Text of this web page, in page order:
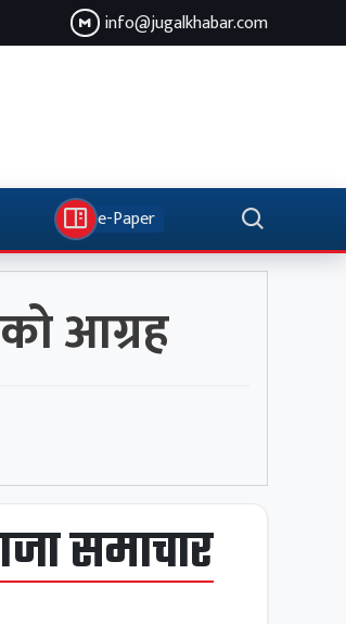
info@jugalkhabar.com
e-Paper
आग्रह
समाचार